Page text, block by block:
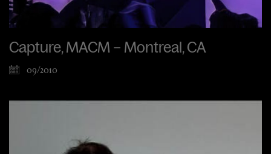
Capture, MACM – Montreal, CA
09/2010